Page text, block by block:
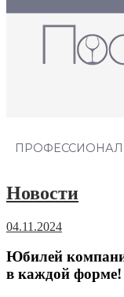
Новости
04.11.2024
Юбилей
в каждой форме!